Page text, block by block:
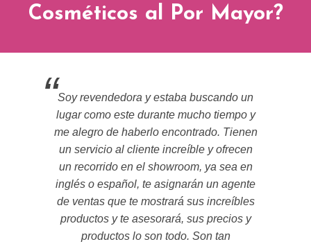
Cosméticos al Por Mayor?
Soy revendedora y estaba buscando un
lugar como este durante mucho tiempo y
me alegro de haberlo encontrado. Tienen
un servicio al cliente increíble y ofrecen
un recorrido en el showroom, ya sea en
inglés o español, te asignarán un agente
de ventas que te mostrará sus increíbles
productos y te asesorará, sus precios y
productos lo son todo. Son tan